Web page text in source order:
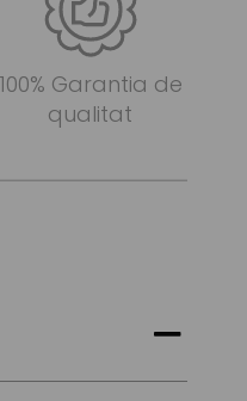
100% Garantia de
qualitat